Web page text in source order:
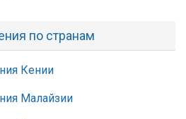
по странам
Кении
Малайзии